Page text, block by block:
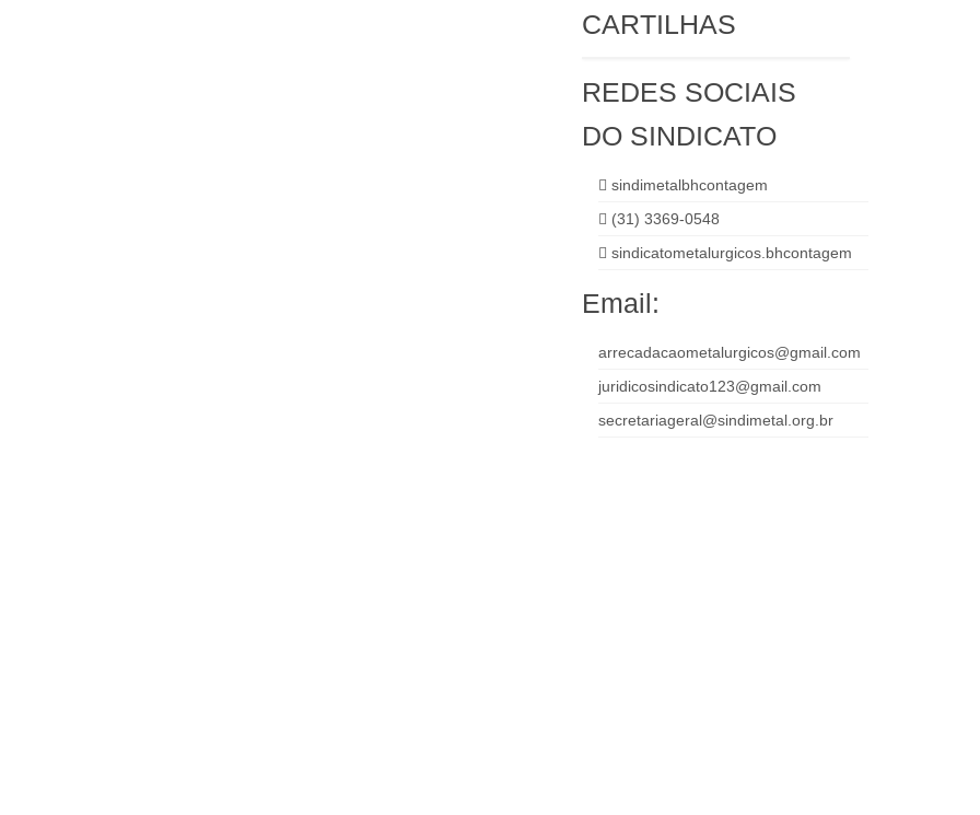
CARTILHAS
REDES SOCIAIS
DO SINDICATO
sindimetalbhcontagem
(31) 3369-0548
sindicatometalurgicos.bhcontagem
Email:
arrecadacaometalurgicos@gmail.com
juridicosindicato123@gmail.com
secretariageral@sindimetal.org.br